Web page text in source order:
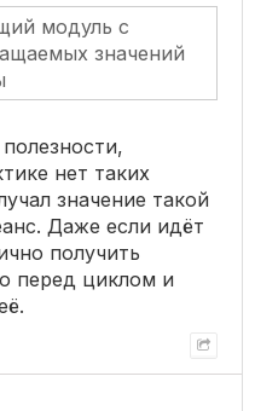
модуль с
значений
нет таких
значение такой
Даже если идёт
получить
перед циклом и